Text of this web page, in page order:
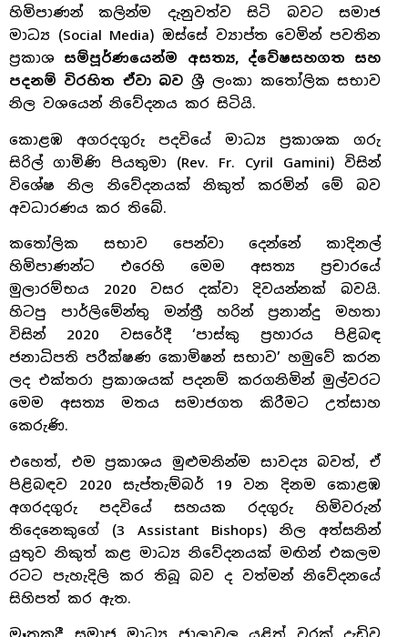
හිමිපාණන් කලින්ම දැනුවත්ව සිටි බවට සමාජ
මාධ්‍ය (Social Media) ඔස්සේ ව්‍යාප්ත වෙමින් පවතින
ප්‍රකාශ සම්පූර්ණයෙන්ම අසත්‍ය, ද්වේෂසහගත සහ
පදනම් විරහිත ඒවා බව ශ්‍රී ලංකා කතෝලික සභාව
නිල වශයෙන් නිවේදනය කර සිටියි.
කොළඹ අගරදගුරු පදවියේ මාධ්‍ය ප්‍රකාශක ගරු
සිරිල් ගාමිණි පියතුමා (Rev. Fr. Cyril Gamini) විසින්
විශේෂ නිල නිවේදනයක් නිකුත් කරමින් මේ බව
අවධාරණය කර තිබේ.
කතෝලික සභාව පෙන්වා දෙන්නේ කාදිනල්
හිමිපාණන්ට එරෙහි මෙම අසත්‍ය ප්‍රචාරයේ
මුලාරම්භය 2020 වසර දක්වා දිවයන්නක් බවයි.
හිටපු පාර්ලිමේන්තු මන්ත්‍රී හරින් ප්‍රනාන්දු මහතා
විසින් 2020 වසරේදී ‘පාස්කු ප්‍රහාරය පිළිබඳ
ජනාධිපති පරීක්ෂණ කොමිෂන් සභාව’ හමුවේ කරන
ලද එක්තරා ප්‍රකාශයක් පදනම් කරගනිමින් මුල්වරට
මෙම අසත්‍ය මතය සමාජගත කිරීමට උත්සාහ
කෙරුණි.
එහෙත්, එම ප්‍රකාශය මුළුමනින්ම සාවද්‍ය බවත්, ඒ
පිළිබඳව 2020 සැප්තැම්බර් 19 වන දිනම කොළඹ
අගරදගුරු පදවියේ සහයක රදගුරු හිමිවරුන්
තිදෙනෙකුගේ (3 Assistant Bishops) නිල අත්සනින්
යුතුව නිකුත් කළ මාධ්‍ය නිවේදනයක් මඟින් එකලම
රටට පැහැදිලි කර තිබූ බව ද වත්මන් නිවේදනයේ
සිහිපත් කර ඇත.